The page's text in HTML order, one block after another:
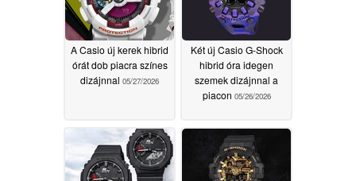
A Casio új kerek hibrid
órát dob piacra színes
dizájnnal 05/27/2026
Két új Casio G-Shock
hibrid óra idegen
szemek dizájnnal a
piacon 05/26/2026